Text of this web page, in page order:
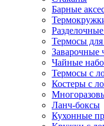
Барные
Термосы
Заварочные
Чайные
Термосы с
Костеры с
Ланч-боксы
Кухонные